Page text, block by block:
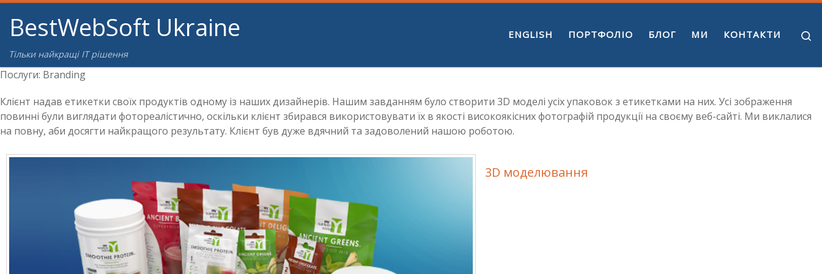
Перейти до вмісту
BestWebSoft Ukraine
Тільки найкращі IT рішення
ENGLISH ПОРТФОЛІО БЛОГ МИ КОНТАКТИ
Послуги: Branding
Клієнт надав етикетки своїх продуктів одному із наших дизайнерів. Нашим завданням було створити 3D моделі усіх упаковок з етикетками на них. Усі зображення
повинні були виглядати фотореалістично, оскільки клієнт збирався використовувати їх в якості високоякісних фотографій продукції на своєму веб-сайті. Ми виклалися
на повну, аби досягти найкращого результату. Клієнт був дуже вдячний та задоволений нашою роботою.
3D моделювання